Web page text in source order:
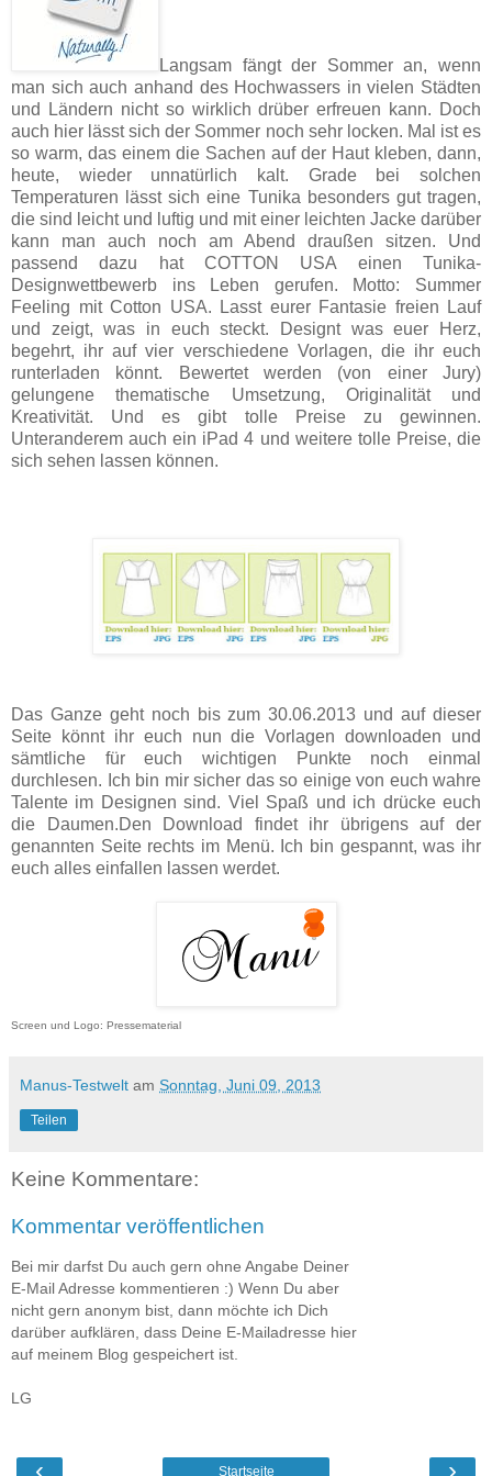
Langsam fängt der Sommer an, wenn
man sich auch anhand des Hochwassers in vielen Städten
und Ländern nicht so wirklich drüber erfreuen kann. Doch
auch hier lässt sich der Sommer noch sehr locken. Mal ist es
so warm, das einem die Sachen auf der Haut kleben, dann,
heute, wieder unnatürlich kalt. Grade bei solchen
Temperaturen lässt sich eine Tunika besonders gut tragen,
die sind leicht und luftig und mit einer leichten Jacke darüber
kann man auch noch am Abend draußen sitzen. Und
passend dazu hat COTTON USA einen Tunika-
Designwettbewerb ins Leben gerufen. Motto: Summer
Feeling mit Cotton USA. Lasst eurer Fantasie freien Lauf
und zeigt, was in euch steckt. Designt was euer Herz,
begehrt, ihr auf vier verschiedene Vorlagen, die ihr euch
runterladen könnt. Bewertet werden (von einer Jury)
gelungene thematische Umsetzung, Originalität und
Kreativität. Und es gibt tolle Preise zu gewinnen.
Unteranderem auch ein iPad 4 und weitere tolle Preise, die
sich sehen lassen können.
Das Ganze geht noch bis zum 30.06.2013 undauf dieser
Seite könnt ihr euch nun die Vorlagen downloaden und
sämtliche für euch wichtigen Punkte noch einmal
durchlesen. Ich bin mir sicher ­das so einige von euch wahre
Talente im Designen sind. Viel Spaß und ich drücke euch
die Daumen.Den Download findet ihr übrigens auf der
genannten Seite rechts im Menü. Ich bin gespannt, was ihr
euch alles einfallen lassen werdet.
Screen und Logo: Pressematerial
Manus-Testwelt am Sonntag, Juni 09, 2013
Teilen
Keine Kommentare:
Kommentar veröffentlichen
Bei mir darfst Du auch gern ohne Angabe Deiner
E-Mail Adresse kommentieren :) Wenn Du aber
nicht gern anonym bist, dann möchte ich Dich
darüber aufklären, dass Deine E-Mailadresse hier
auf meinem Blog gespeichert ist.
LG
Startseite